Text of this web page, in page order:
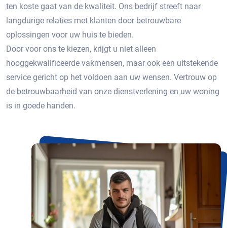
ten koste gaat van de kwaliteit. Ons bedrijf streeft naar
langdurige relaties met klanten door betrouwbare
oplossingen voor uw huis te bieden.
Door voor ons te kiezen, krijgt u niet alleen
hooggekwalificeerde vakmensen, maar ook een uitstekende
service gericht op het voldoen aan uw wensen. Vertrouw op
de betrouwbaarheid van onze dienstverlening en uw woning
is in goede handen.